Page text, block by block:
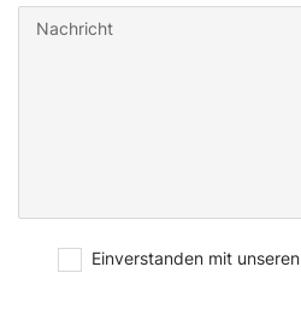
Einverstanden mit unseren